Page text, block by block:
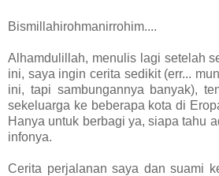
Bismillahirohmanirrohim....
Alhamdulillah, menulis lagi setelah
ini, saya ingin cerita sedikit (err...
ini, tapi sambungannya banyak),
sekeluarga ke beberapa kota di
Hanya untuk berbagi ya, siapa tahu
infonya.
Cerita perjalanan saya dan suami